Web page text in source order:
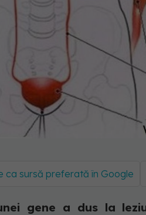
ca sursă preferată în Google
gene a dus la